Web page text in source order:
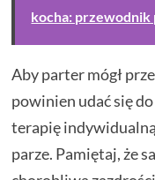
kocha: przewodnik
Aby parter mógł
powinien udać się
terapię
parze. Pamiętaj, że